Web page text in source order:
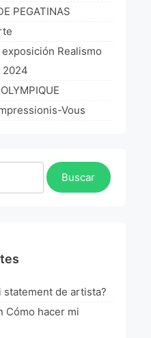
Del Arte
Paris
PEGATINAS
Realismo
2024
Vous
statement de artista?
Cómo hacer mi